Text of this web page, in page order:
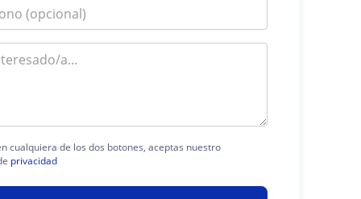
cualquiera de los dos botones, aceptas nuestro
privacidad